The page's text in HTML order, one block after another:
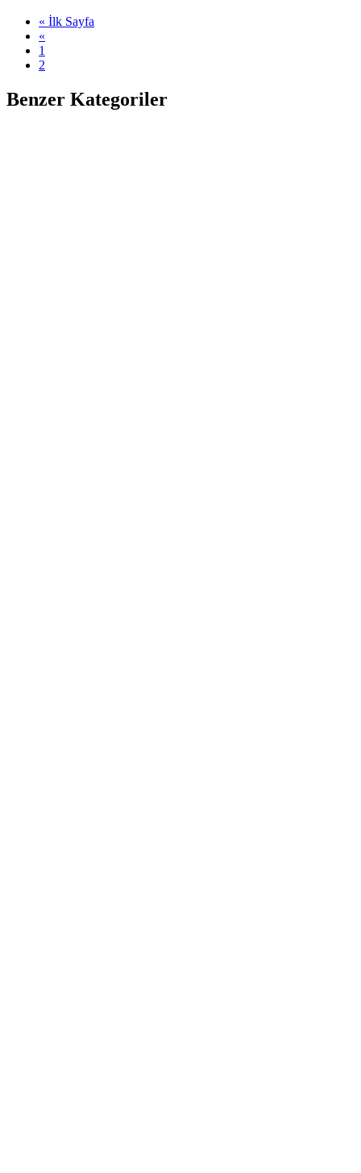
« İlk Sayfa
«
1
2
Benzer Kategoriler